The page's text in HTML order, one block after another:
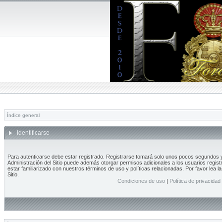
Índice general
Identificarse
Para autenticarse debe estar registrado. Registrarse tomará solo unos pocos segundos
Administración del Sitio puede además otorgar permisos adicionales a los usuarios
estar familiarizado con nuestros términos de uso y políticas relacionadas. Por favor lea
Sitio.
Condiciones de uso| Política de privacidad